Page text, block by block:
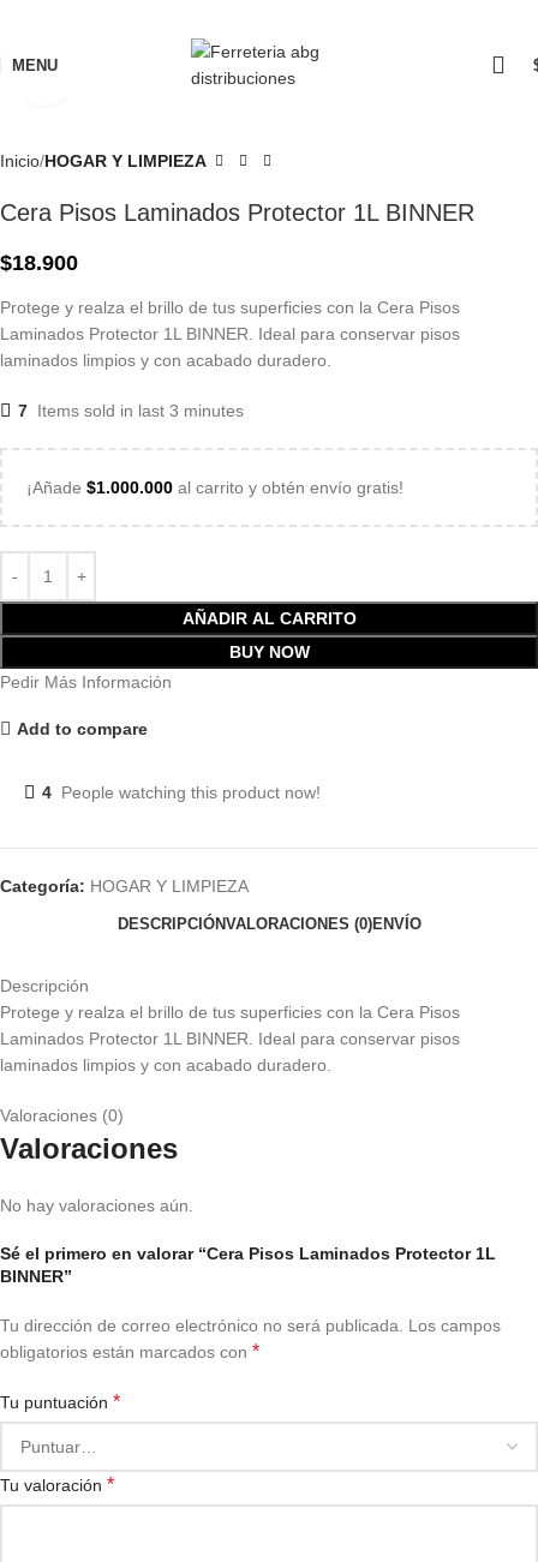
MENU
Inicio HOGAR Y LIMPIEZA
Cera Pisos Laminados Protector 1L BINNER
$18.900
Protege y realza el brillo de tus superficies con la Cera Pisos
Laminados Protector 1L BINNER. Ideal para conservar pisos
laminados limpios y con acabado duradero.
7 Items sold in last 3 minutes
¡Añade $1.000.000 al carrito y obtén envío gratis!
AÑADIR AL CARRITO
BUY NOW
Pedir Más Información
Add to compare
4 People watching this product now!
Categoría: HOGAR Y LIMPIEZA
DESCRIPCIÓNVALORACIONES (0)ENVÍO
Descripción
Protege y realza el brillo de tus superficies con la Cera Pisos
Laminados Protector 1L BINNER. Ideal para conservar pisos
laminados limpios y con acabado duradero.
Valoraciones (0)
Valoraciones
No hay valoraciones aún.
Sé el primero en valorar “Cera Pisos Laminados Protector 1L
BINNER”
Tu dirección de correo electrónico no será publicada.
Los campos
obligatorios están marcados con *
Tu puntuación *
Tu valoración *